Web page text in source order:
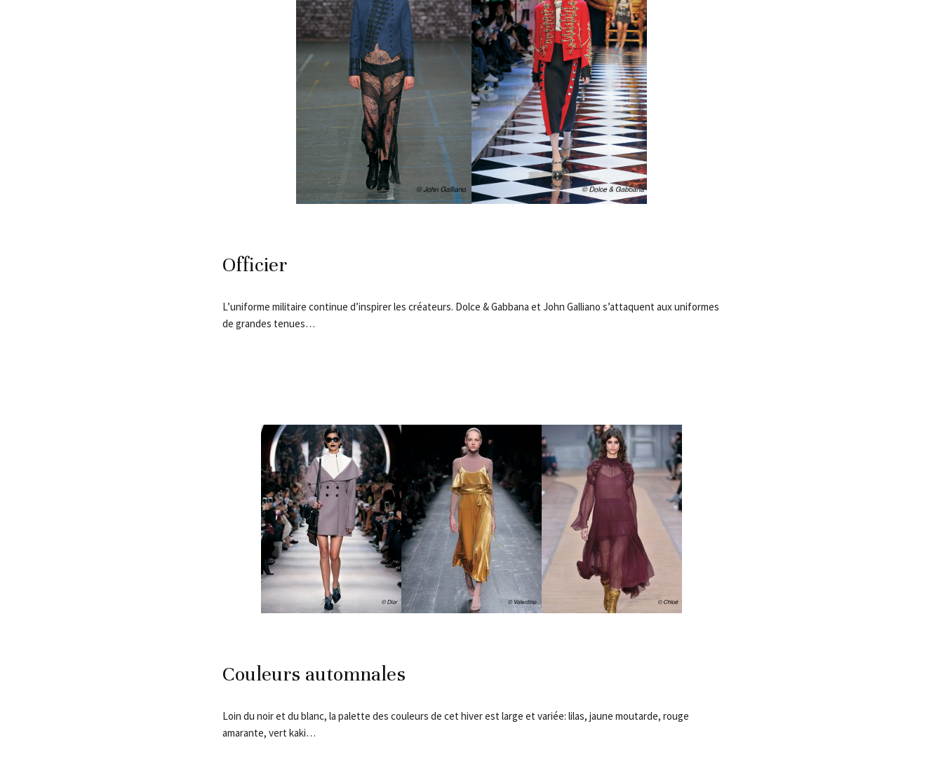
Officier
L’uniforme militaire continue d’inspirer les créateurs. Dolce & Gabbana et John Galliano s’attaquent aux uniformes
de grandes tenues…
Couleurs automnales
Loin du noir et du blanc, la palette des couleurs de cet hiver est large et variée: lilas, jaune moutarde, rouge
amarante, vert kaki…